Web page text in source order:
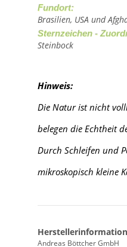
Fundort:
Brasilien, USA und
Sternzeichen -
Steinbock
Hinweis:
Die Natur ist nicht
belegen die Echtheit
Durch Schleifen und
mikroskopisch kleine
Andreas Böttcher GmbH